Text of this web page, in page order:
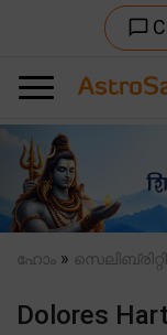
chat_bubble_outline
Previous
ഹോം »
Dolores